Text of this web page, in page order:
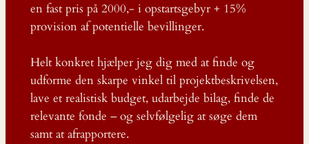
en fast pris på 2000,- i opstartsgebyr + 15%
provision af potentielle bevillinger.
Helt konkret hjælper jeg dig med at finde og
udforme den skarpe vinkel til projektbeskrivelsen,
lave et realistisk budget, udarbejde bilag, finde de
relevante fonde – og selvfølgelig at søge dem
samt at afrapportere.